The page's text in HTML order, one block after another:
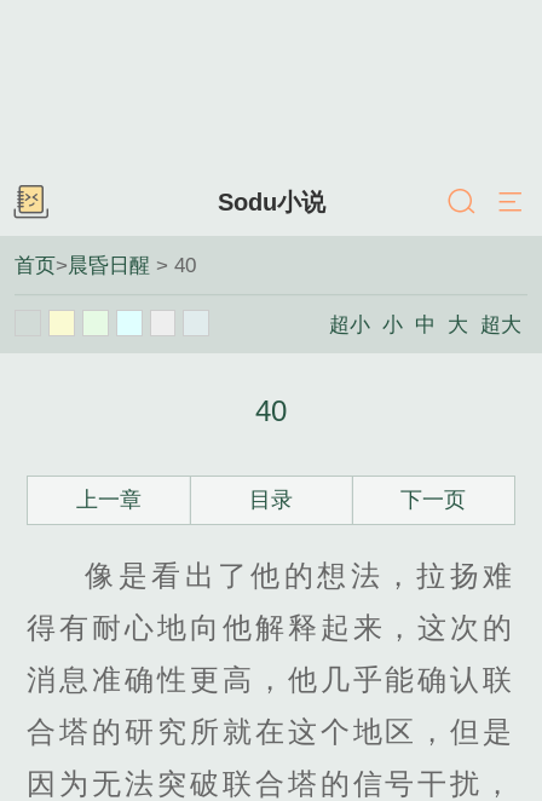
Sodu小说
首页>晨昏日醒 > 40
超小 小 中 大 超大
40
上一章 目录 下一页
像是看出了他的想法，拉扬难
得有耐心地向他解释起来，这次的
消息准确性更高，他几乎能确认联
合塔的研究所就在这个地区，但是
因为无法突破联合塔的信号干扰，